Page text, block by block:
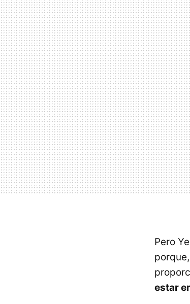
Pero
estar